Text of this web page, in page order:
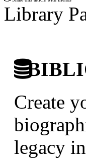
Library
Create
legacy